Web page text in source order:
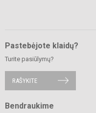
Pastebėjote klaidų?
Turite pasiūlymų?
RAŠYKITE
Bendraukime